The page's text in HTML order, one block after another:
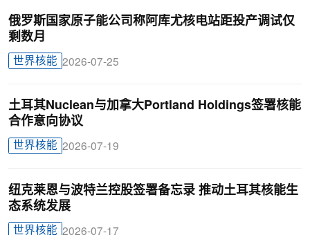
俄罗斯国家原子能公司称阿库尤核电站距投产调试仅
剩数月
世界核能 2026-07-25
土耳其Nuclean与加拿大Portland Holdings签署核能
合作意向协议
世界核能 2026-07-19
纽克莱恩与波特兰控股签署备忘录 推动土耳其核能生
态系统发展
世界核能 2026-07-17